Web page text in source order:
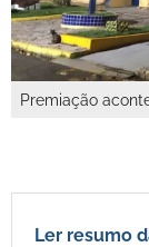
Premiação
Ler resumo